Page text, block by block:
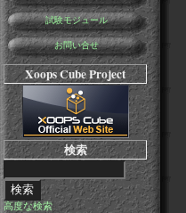
試験モジュール
お問い合せ
Xoops Cube Project
検索
高度な検索